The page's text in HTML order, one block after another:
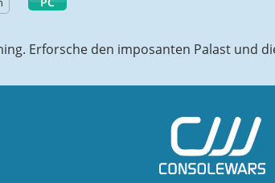
Erforsche den imposanten Palast und